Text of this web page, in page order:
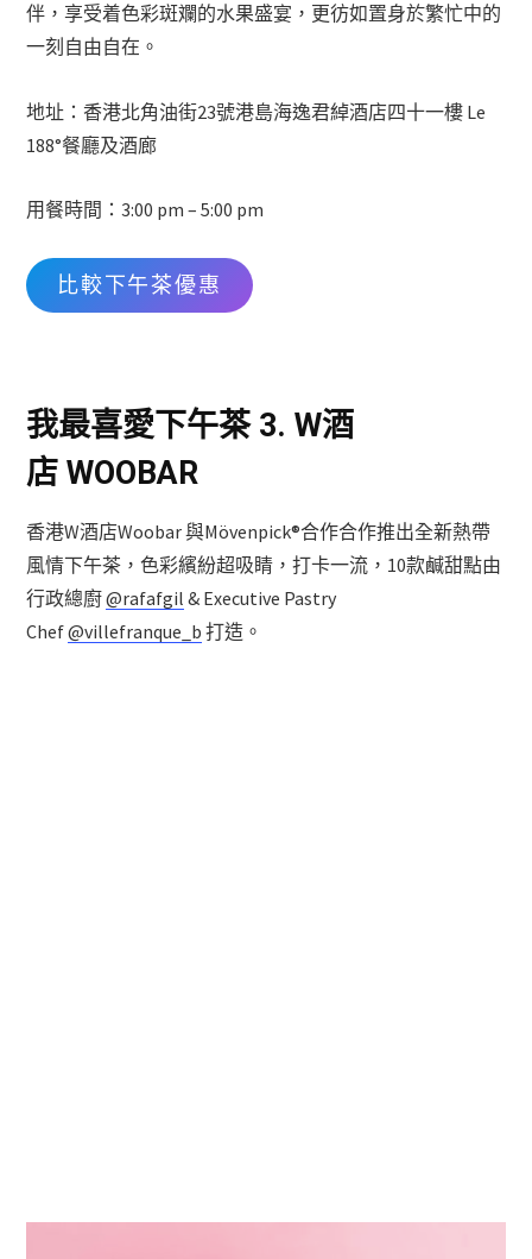
伴，享受着色彩斑斕的水果盛宴，更彷如置身於繁忙中的
一刻自由自在。
地址：香港北角油街23號港島海逸君綽酒店四十一樓 Le
188°餐廳及酒廊
用餐時間：3:00 pm – 5:00 pm
比較下午茶優惠
我最喜愛下午茶 3. W酒
店 WOOBAR
香港W酒店Woobar 與Mövenpick®合作合作推出全新熱帶
風情下午茶，色彩繽紛超吸睛，打卡一流，10款鹹甜點由
行政總廚@rafafgil & Executive Pastry
Chef@villefranque_b 打造。